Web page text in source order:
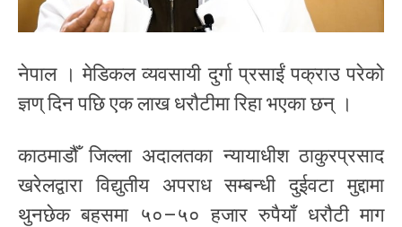
नेपाल । मेडिकल व्यवसायी दुर्गा प्रसाईं पक्राउ परेको
ज्ञण् दिन पछि एक लाख धरौटीमा रिहा भएका छन् ।
काठमाडौँ जिल्ला अदालतका न्यायाधीश ठाकुरप्रसाद
खरेलद्वारा विद्युतीय अपराध सम्बन्धी दुईवटा मुद्दामा
थुनछेक बहसमा ५०–५० हजार रुपैयाँ धरौटी माग